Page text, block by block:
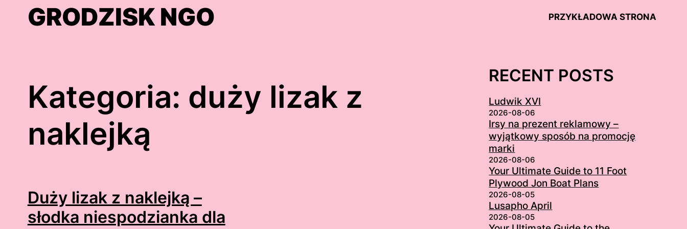
GRODZISK NGO PRZYKŁADOWA STRONA
Kategoria: duży lizak z
naklejką
Duży lizak z naklejką –
słodka niespodzianka dla
RECENT POSTS
Ludwik XVI
2026-08-06
Irsy na prezent reklamowy –
wyjątkowy sposób na promocję
marki
2026-08-06
Your Ultimate Guide to 11 Foot
Plywood Jon Boat Plans
2026-08-05
Lusapho April
2026-08-05